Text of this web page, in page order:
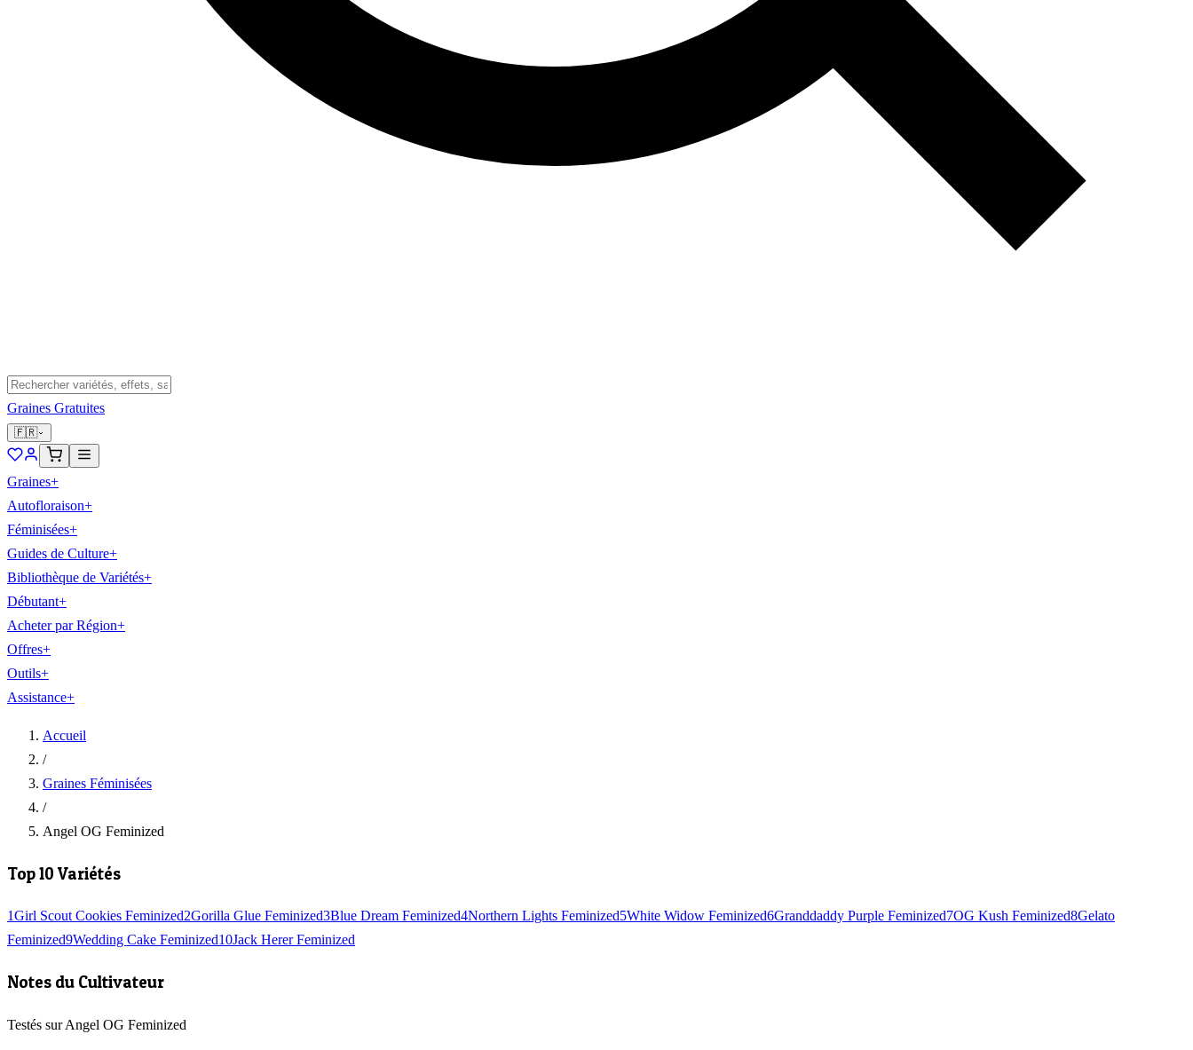
Graines Gratuites
🇫🇷
Graines+
Autofloraison+
Féminisées+
Guides de Culture+
Bibliothèque de Variétés+
Débutant+
Acheter par Région+
Offres+
Outils+
Assistance+
Accueil
/
Graines Féminisées
/
Angel OG Feminized
Top 10 Variétés
1Girl Scout Cookies Feminized2Gorilla Glue Feminized3Blue Dream Feminized4Northern Lights Feminized5White Widow Feminized6Granddaddy Purple Feminized7OG Kush Feminized8Gelato
Feminized9Wedding Cake Feminized10Jack Herer Feminized
Notes du Cultivateur
Testés sur Angel OG Feminized